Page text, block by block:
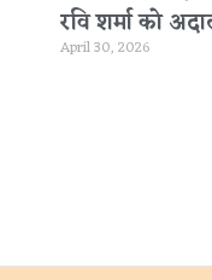
रवि शर्मा को
April 30, 2026